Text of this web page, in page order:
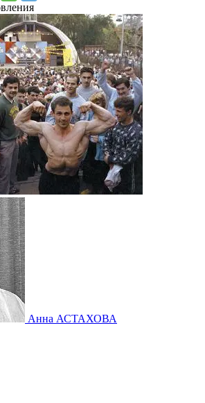
Анна АСТАХОВА